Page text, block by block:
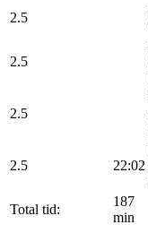
2.5
2.5
2.5
2.5 22:02
Total tid:
187
min